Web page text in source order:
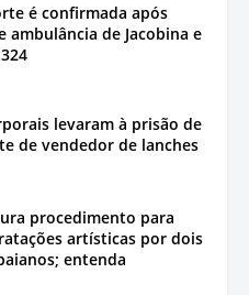
é confirmada após
ambulância de Jacobina e
levaram à prisão de
de vendedor de lanches
procedimento para
artísticas por dois
entenda